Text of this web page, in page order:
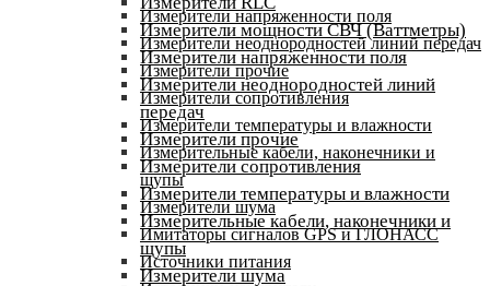
Измерители напряженности поля
Измерители неоднородностей линий передач
Измерители прочие
Измерители сопротивления
Измерители температуры и влажности
Измерительные кабели, наконечники и
щупы
Измерители шума
Имитаторы сигналов GPS и ГЛОНАСС
Источники питания
Измерители мощности СВЧ (Ваттметры)
Измерители напряженности поля
Измерители неоднородностей линий
передач
Измерители прочие
Измерители сопротивления
Измерители температуры и влажности
Измерительные кабели, наконечники и
щупы
Измерители шума